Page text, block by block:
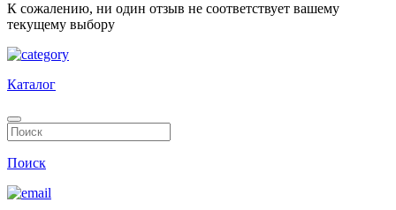
К сожалению, ни один отзыв не соответствует вашему
текущему выбору
Каталог
Поиск